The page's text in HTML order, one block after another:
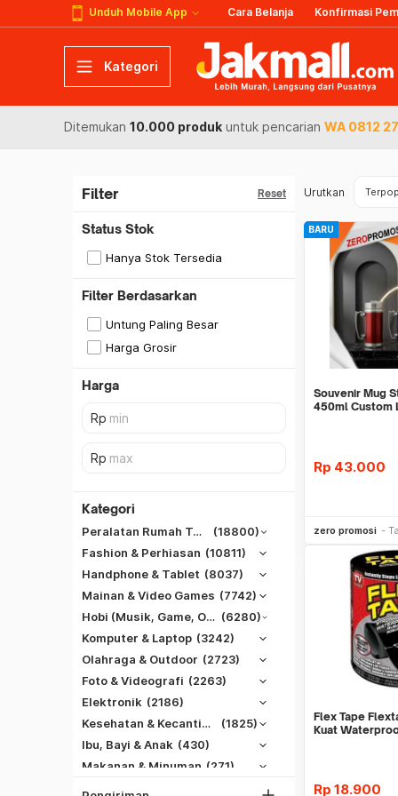
Unduh Mobile App Cara Belanja Konfirmasi
Kategori
Ditemukan 10.000 produk untuk pencarian WA 0812
Filter Reset
Status Stok
Hanya Stok Tersedia
Filter Berdasarkan
Untung Paling Besar
Harga Grosir
Harga
Kategori
Peralatan Rumah Tangga
(18800)
Fashion & Perhiasan (10811)
Handphone & Tablet (8037)
Mainan & Video Games (7742)
Hobi (Musik, Game, Otomotif, Dll) (6280)
Komputer & Laptop (3242)
Olahraga & Outdoor (2723)
Foto & Videografi (2263)
Elektronik (2186)
Kesehatan & Kecantikan
(1825)
Ibu, Bayi & Anak (430)
Makanan & Minuman (271)
SiCepat REG
SiCepat BEST
SiCepat Gokil
SiCepat Halu
DKI Jakarta
Tangerang
Bekasi
Bogor
Urutkan
BARU
Souvenir Mug
450ml Custom
Rp 43.000
zero promosi
Flex Tape
Kuat
Rp 18.900